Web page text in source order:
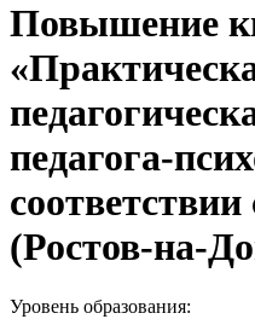
Повышение
педагога-
(Ростов-на-
Уровень образования: